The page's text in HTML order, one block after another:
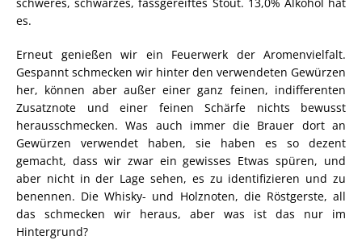
es.
Erneut genießen wir ein Feuerwerk der Aromenvielfalt.
Gespannt schmecken wir hinter den verwendeten Gewürzen
her, können aber außer einer ganz feinen, indifferenten
Zusatznote und einer feinen Schärfe nichts bewusst
herausschmecken. Was auch immer die Brauer dort an
Gewürzen verwendet haben, sie haben es so dezent
gemacht, dass wir zwar ein gewisses Etwas spüren, und
aber nicht in der Lage sehen, es zu identifizieren und zu
benennen. Die Whisky- und Holznoten, die Röstgerste, all
das schmecken wir heraus, aber was ist das nur im
Hintergrund?